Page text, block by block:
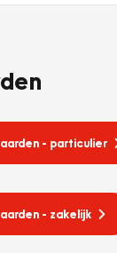
- particulier
- zakelijk